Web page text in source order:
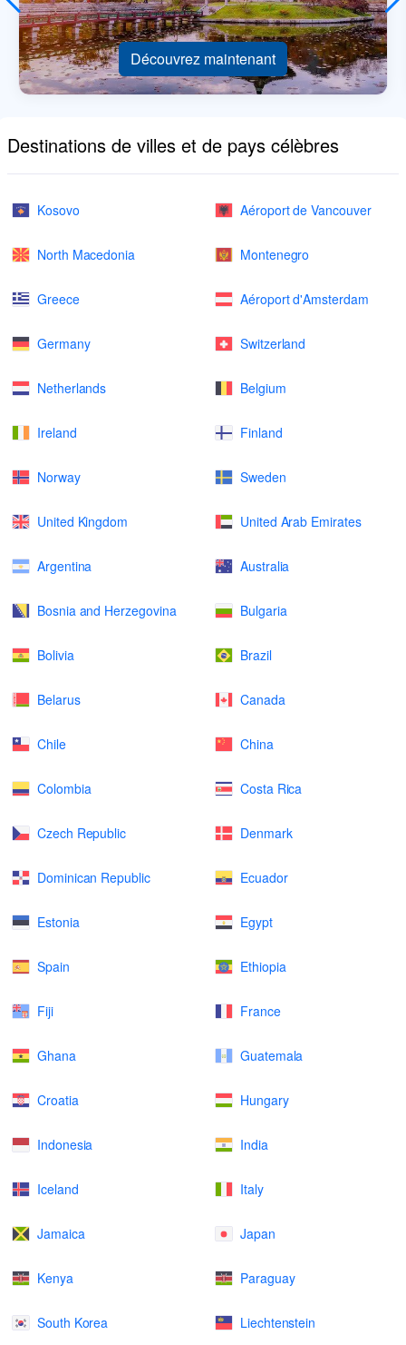
Découvrez maintenant
Destinations de villes et de pays célèbres
Kosovo Aéroport de Vancouver
North Macedonia Montenegro
Greece Aéroport d'Amsterdam
Germany Switzerland
Netherlands Belgium
Ireland Finland
Norway Sweden
United Kingdom United Arab Emirates
Argentina Australia
Bosnia and Herzegovina Bulgaria
Bolivia Brazil
Belarus Canada
Chile China
Colombia Costa Rica
Czech Republic Denmark
Dominican Republic Ecuador
Estonia Egypt
Spain Ethiopia
Fiji France
Ghana Guatemala
Croatia Hungary
Indonesia India
Iceland Italy
Jamaica Japan
Kenya Paraguay
South Korea Liechtenstein